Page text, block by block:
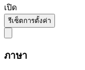
เปิด
รีเซ็ตการตั้งค่า
ภาษา